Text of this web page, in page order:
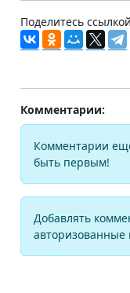
Поделитесь
Комментарии:
Комментарии
быть первым!
Добавлять
авторизованные